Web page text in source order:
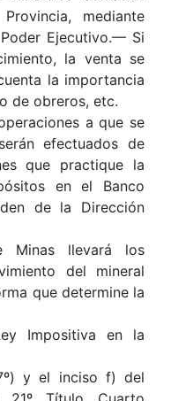
mediante
Ejecutivo.— Si
la venta se
la importancia
de obreros, etc.
a que se
efectuados de
que practique la
en el Banco
de la Dirección
Minas llevará los
del mineral
que determine la
Impositiva en la
y el inciso f) del